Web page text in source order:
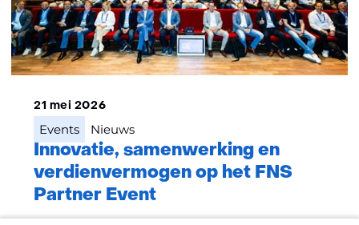
21 mei 2026
Innovatie, samenwerking en
verdienvermogen op het FNS
Partner Event
Events Nieuws